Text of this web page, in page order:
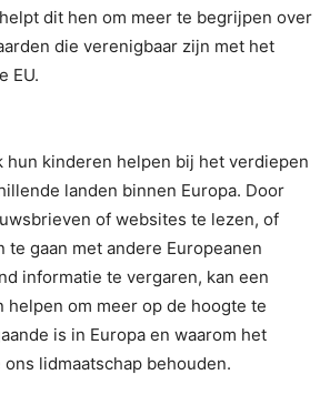
dit hen om meer te begrijpen over
die verenigbaar zijn met het
EU.
hun kinderen helpen bij het verdiepen
landen binnen Europa. Door
of websites te lezen, of
te gaan met andere Europeanen
informatie te vergaren, kan een
helpen om meer op de hoogte te
is in Europa en waarom het
lidmaatschap behouden.